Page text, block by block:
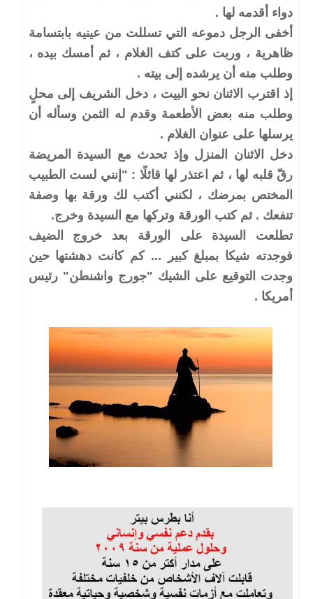
دواء أقدمه لها .
أخفى الرجل دموعه التي تسللت من عينيه بابتسامة
ظاهرية ، وربت على كتف الغلام ، ثم أمسك بيده ،
وطلب منه أن يرشده إلى بيته .
إذ اقترب الاثنان نحو البيت ، دخل الشريف إلى محلٍ
وطلب منه بعض الأطعمة وقدم له الثمن وسأله أن
يرسلها على عنوان الغلام .
دخل الاثنان المنزل وإذ تحدث مع السيدة المريضة
رقّ قلبه لها ، ثم اعتذر لها قائلًا : "إنني لست الطبيب
المختص بمرضك ، لكنني أكتب لك ورقة بها وصفة
تنفعك . ثم كتب الورقة وتركها مع السيدة وخرج.
تطلعت السيدة على الورقة بعد خروج الضيف
فوجدته شيكا بمبلغ كبير ... كم كانت دهشتها حين
وجدت التوقيع على الشيك "جورج واشنطن" رئيس
أمريكا .